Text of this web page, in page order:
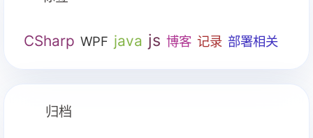
CSharp WPF java js 博客 记录 部署相关
归档